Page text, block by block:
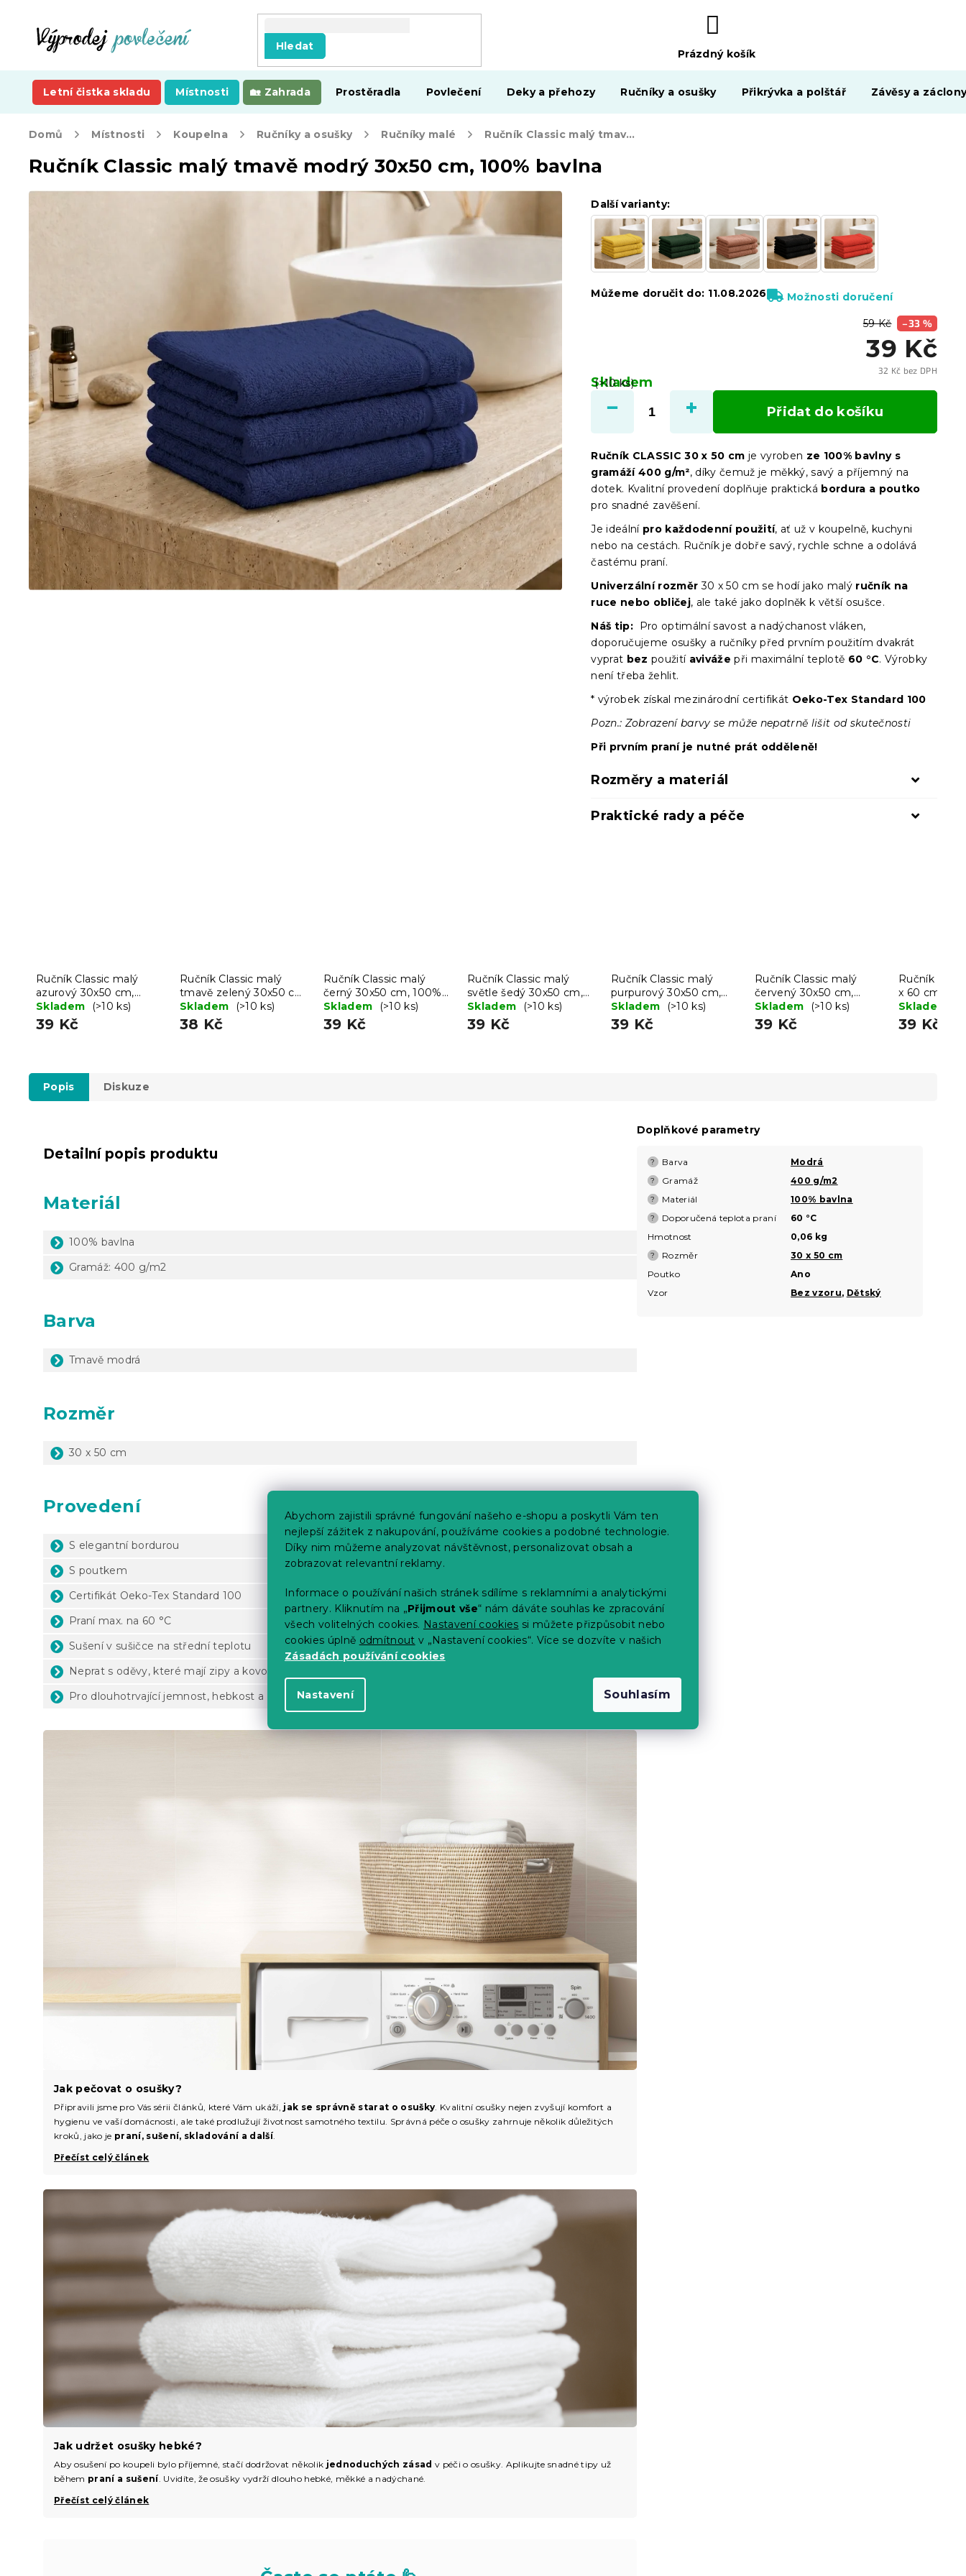
Abychom zajistili správné fungování našeho e-shopu a poskytli Vám ten
nejlepší zážitek z nakupování, používáme cookies a podobné technologie.
Díky nim můžeme analyzovat návštěvnost, personalizovat obsah a
zobrazovat relevantní reklamy.
Informace o používání našich stránek sdílíme s reklamními a analytickými
partnery. Kliknutím na „Přijmout vše“ nám dáváte souhlas ke zpracování
všech volitelných cookies. Nastavení cookies si můžete přizpůsobit nebo
cookies úplně odmítnout v „Nastavení cookies“. Více se dozvíte v našich
Zásadách používání cookies
Nastavení Souhlasím
Hledat
NÁKUPNÍ
KOŠÍK
Prázdný košík
Letní čistka skladu Místnosti Zahrada Prostěradla Povlečení Deky a přehozy Ručníky a osušky Přikrývka a polštář Závěsy a
Domů Místnosti Koupelna Ručníky a osušky Ručníky malé Ručník Classic malý tmavě modrý 30x50 cm, 100% bavlna
Ručník Classic malý tmavě modrý 30x50 cm, 100% bavlna
59 Kč –33 %
39 Kč
32 Kč bez DPH
cena:
Skladem
(>10 ks)
Další varianty:
Můžeme doručit do: 11.08.2026 Možnosti doručení
Přidat do košíku
Ručník CLASSIC 30 x 50 cm je vyroben ze 100% bavlny s
gramáží 400 g/m², díky čemuž je měkký, savý a příjemný na
dotek. Kvalitní provedení doplňuje praktická bordura a poutko
pro snadné zavěšení.
Je ideální pro každodenní použití, ať už v koupelně, kuchyni
nebo na cestách. Ručník je dobře savý, rychle schne a odolává
častému praní.
Univerzální rozměr 30 x 50 cm se hodí jako malý ručník na
ruce nebo obličej, ale také jako doplněk k větší osušce.
Náš tip: Pro optimální savost a nadýchanost vláken,
doporučujeme osušky a ručníky před prvním použitím dvakrát
vyprat bez použití aviváže při maximální teplotě 60 °C. Výrobky
není třeba žehlit.
* výrobek získal mezinárodní certifikát Oeko-Tex Standard 100
Pozn.: Zobrazení barvy se může nepatrně lišit od skutečnosti
Při prvním praní je nutné prát odděleně!
Rozměry a materiál
Praktické rady a péče
Ručník Classic malý
azurový 30x50 cm,
100% bavlna
Skladem (>10 ks)
39 Kč
Ručník Classic malý
tmavě zelený 30x50 cm,
100% bavlna
Skladem (>10 ks)
38 Kč
Ručník Classic malý
černý 30x50 cm, 100%
bavlna
Skladem (>10 ks)
39 Kč
Ručník Classic malý
světle šedý 30x50 cm,
100% bavlna
Skladem (>10 ks)
39 Kč
Ručník Classic malý
purpurový 30x50 cm,
100% bavlna
Skladem (>10 ks)
39 Kč
Ručník Classic malý
červený 30x50 cm,
100% bavlna
Skladem (>10 ks)
39 Kč
Ručník
x 60 cm
Skladem
39 Kč
Popis Diskuze
Detailní popis produktu
Materiál
100% bavlna
Gramáž: 400 g/m2
Barva
Tmavě modrá
Rozměr
30 x 50 cm
Provedení
S elegantní bordurou
S poutkem
Certifikát Oeko-Tex Standard 100
Praní max. na 60 °C
Sušení v sušičce na střední teplotu
Neprat s oděvy, které mají zipy a kovové háčky
Pro dlouhotrvající jemnost, hebkost a savost není doporučeno používat aviváž
Jak pečovat o osušky?
Připravili jsme pro Vás sérii článků, které Vám ukáží, jak se správně starat o osušky. Kvalitní osušky nejen zvyšují komfort a
hygienu ve vaší domácnosti, ale také prodlužují životnost samotného textilu. Správná péče o osušky zahrnuje několik důležitých
kroků, jako je praní, sušení, skladování a další.
Přečíst celý článek
Jak udržet osušky hebké?
Aby osušení po koupeli bylo příjemné, stačí dodržovat několik jednoduchých zásad v péči o osušky. Aplikujte snadné tipy už
během praní a sušení. Uvidíte, že osušky vydrží dlouho hebké, měkké a nadýchané.
Přečíst celý článek
Doplňkové parametry
? Barva Modrá
? Gramáž 400 g/m2
? Materiál 100% bavlna
? Doporučená teplota praní
60 °C
Hmotnost
0,06 kg
? Rozměr
30 x 50 cm
Poutko
Ano
Vzor
Bez vzoru, Dětský